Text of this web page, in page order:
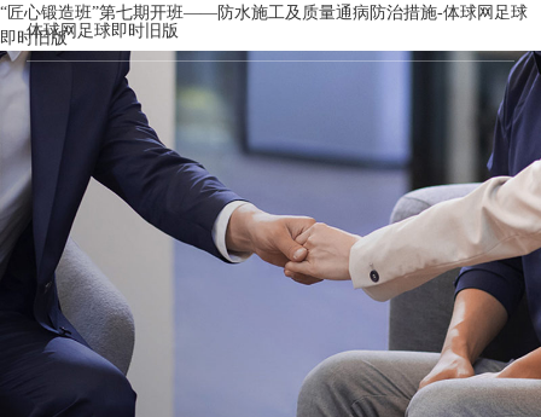
“匠心锻造班”第七期开班——防水施工及质量通病防治措施-体球网足球
即时旧版
体球网足球即时旧版